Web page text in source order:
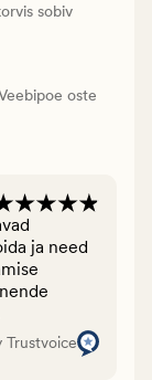
sobiv
oste
ja need
Trustvoice